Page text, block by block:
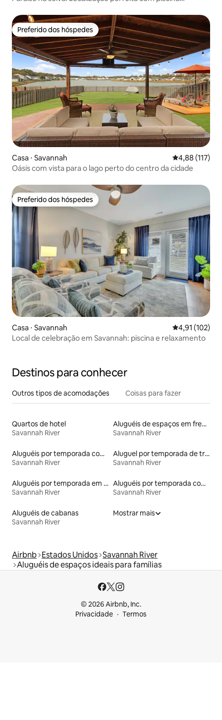
Preferido dos hóspedes
Preferido dos hóspedes
Casa ⋅ Savannah 4,88 de uma
4,88 (117)
Oásis com vista para o lago perto do centro da cidade
Preferido dos hóspedes
Preferido dos hóspedes
Casa ⋅ Savannah 4,91 de uma
4,91 (102)
Local de celebração em Savannah: piscina e relaxamento
Destinos para conhecer
Outros tipos de acomodações Coisas para fazer
Quartos de hotel
Savannah River
Aluguéis de espaços em frente à praia
Savannah River
Aluguéis por temporada com acesso ao lago
Savannah River
Aluguel por temporada de trailers
Savannah River
Aluguéis por temporada em hotéis-fazenda
Savannah River
Aluguéis por temporada com cama de altura acessível
Savannah River
Aluguéis de cabanas
Savannah River
Mostrar mais
Airbnb Estados Unidos Savannah River
Aluguéis de espaços ideais para famílias
© 2026 Airbnb, Inc.
Privacidade
Termos